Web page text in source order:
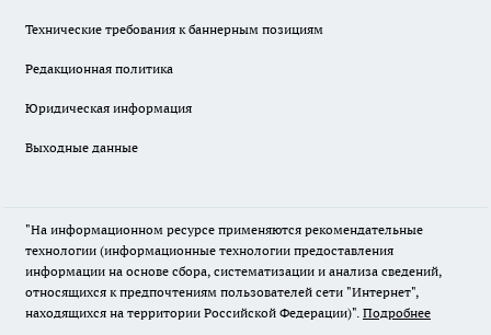
Технические требования к баннерным позициям
Редакционная политика
Юридическая информация
Выходные данные
"На информационном ресурсе применяются рекомендательные
технологии (информационные технологии предоставления
информации на основе сбора, систематизации и анализа сведений,
относящихся к предпочтениям пользователей сети "Интернет",
находящихся на территории Российской Федерации)". Подробнее